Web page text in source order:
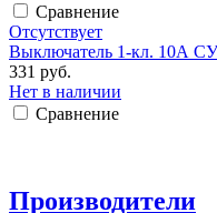
Сравнение
Отсутствует
Выключатель 1-кл. 10А СУ
331 руб.
Нет в наличии
Сравнение
Производители